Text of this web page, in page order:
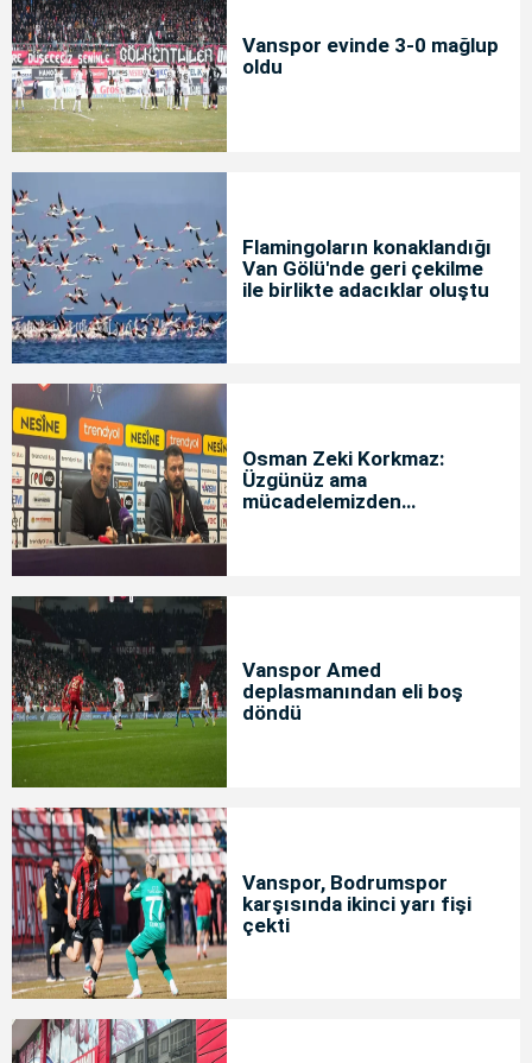
Vanspor evinde 3-0 mağlup
oldu
Flamingoların konaklandığı
Van Gölü'nde geri çekilme
ile birlikte adacıklar oluştu
Osman Zeki Korkmaz:
Üzgünüz ama
mücadelemizden
Vanspor Amed
deplasmanından eli boş
döndü
Vanspor, Bodrumspor
karşısında ikinci yarı fişi
çekti